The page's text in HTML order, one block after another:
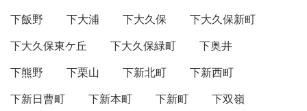
下飯野
下大浦 下大久保
下大久保新町
下大久保東ケ丘
下大久保緑町
下奥井
下熊野
下栗山 下新北町
下新西町
下新日曹町
下新本町 下新町
下双嶺